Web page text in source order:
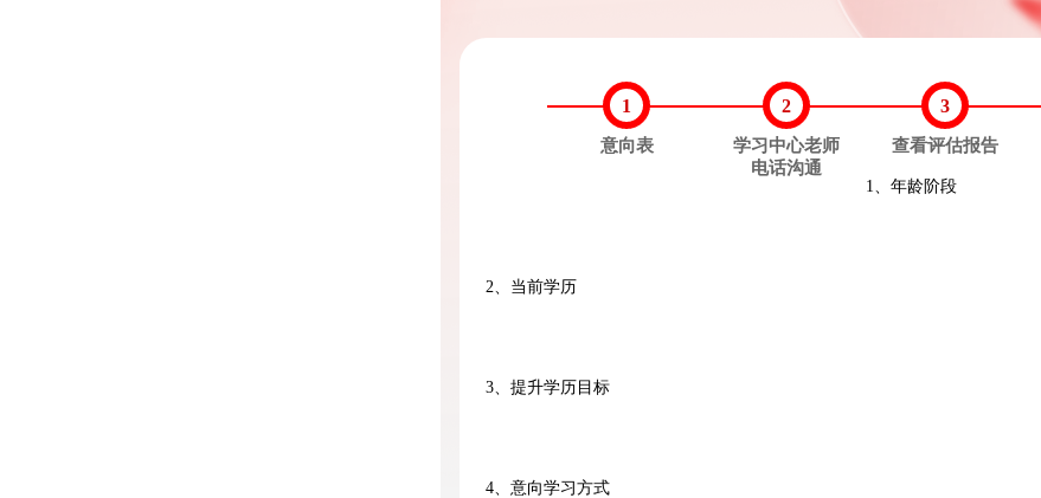
1
意向表
2
学习中心老师
电话沟通
3
查看评估报告
1、年龄阶段
2、当前学历
3、提升学历目标
4、意向学习方式